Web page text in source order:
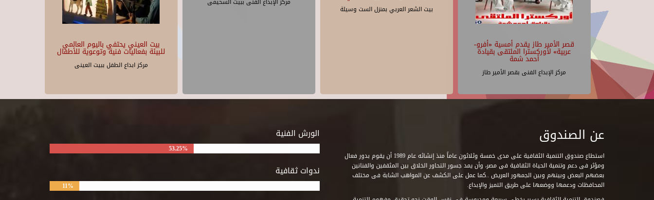
بيت العيني يحتفي باليوم العالمي
للبيئة بفعاليات فنية وتوعوية للأطفال
مركز ابداع الطفل ببيت العينى
بيت الشعر العربي بمنزل الست وسيلة
قصر الأمير طاز يقدم أمسية «أفرو-
عربية» لأوركسترا الملتقى بقيادة
أحمد شمة
مركز الإبداع الفنى بقصر الأمير طاز
الورش الفنية
53.25%
ندوات ثقافية
11%
عن الصندوق
استطاع صندوق التنمية الثقافية على مدى خمسة وثلاثون عاماً منذ إنشائه عام 1989 أن يقوم بدور فعال
ومؤثر فى دعم وتنمية الحياة الثقافية فى مصر، وأن يمد جسور التحاور الخلاق بين المثقفين والفنانين
بعضهم البعض وبينهم وبين الجمهور العريض ..كما عمل على الكشف عن المواهب الشابة فى مختلف
المحافظات ودعمها ووضعها على طريق التميز والإبداع.